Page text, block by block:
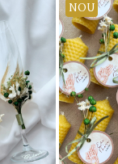
NOU